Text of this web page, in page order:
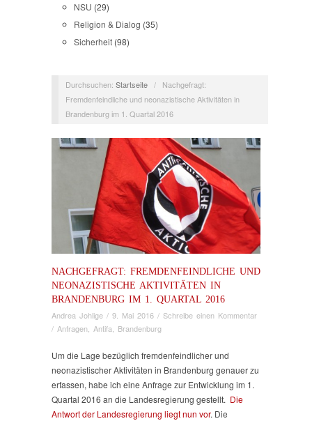
NSU (29)
Religion & Dialog (35)
Sicherheit (98)
Durchsuchen: Startseite /
Nachgefragt:
Fremdenfeindliche und neonazistische Aktivitäten in
Brandenburg im 1. Quartal 2016
NACHGEFRAGT: FREMDENFEINDLICHE UND
NEONAZISTISCHE AKTIVITÄTEN IN
BRANDENBURG IM 1. QUARTAL 2016
Andrea Johlige / 9. Mai 2016 / Schreibe einen Kommentar
/ Anfragen Antifa Brandenburg
Um die Lage bezüglich fremdenfeindlicher und
neonazistischer Aktivitäten in Brandenburg genauer zu
erfassen, habe ich eine Anfrage zur Entwicklung im 1.
Quartal 2016 an die Landesregierung gestellt. Die
Antwort der Landesregierung liegt nun vor. Die